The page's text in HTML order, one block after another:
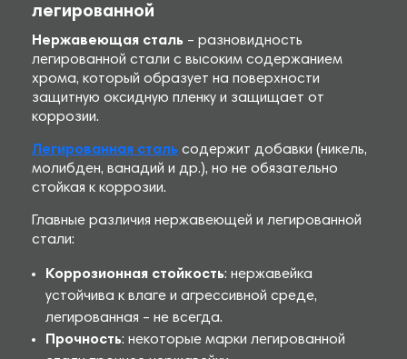
легированной
Нержавеющая сталь – разновидность
легированной стали с высоким содержанием
хрома, который образует на поверхности
защитную оксидную пленку и защищает от
коррозии.
Легированная сталь содержит добавки (никель,
молибден, ванадий и др.), но не обязательно
стойкая к коррозии.
Главные различия нержавеющей и легированной
стали:
Коррозионная стойкость: нержавейка
устойчива к влаге и агрессивной среде,
легированная – не всегда.
Прочность: некоторые марки легированной